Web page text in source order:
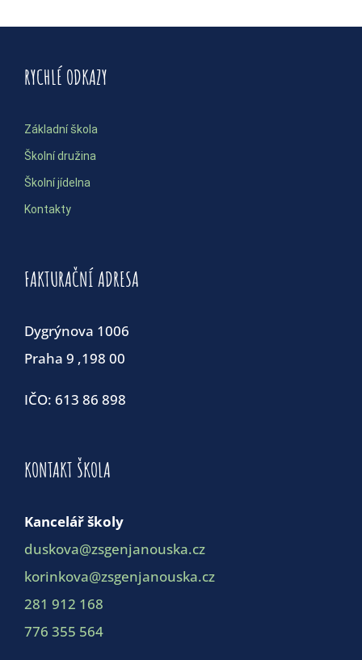
RYCHLÉ ODKAZY
Základní škola
Školní družina
Školní jídelna
Kontakty
FAKTURAČNÍ ADRESA
Dygrýnova 1006
Praha 9 ,198 00
IČO: 613 86 898
KONTAKT ŠKOLA
Kancelář školy
duskova@zsgenjanouska.cz
korinkova@zsgenjanouska.cz
281 912 168
776 355 564